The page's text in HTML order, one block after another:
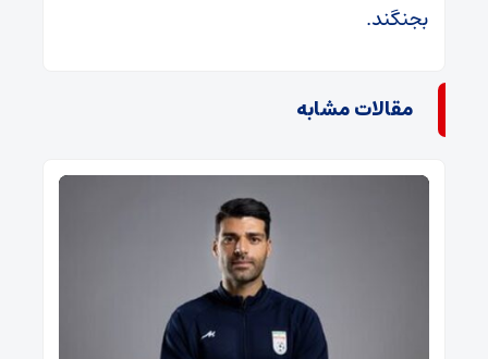
بجنگند.
مقالات مشابه